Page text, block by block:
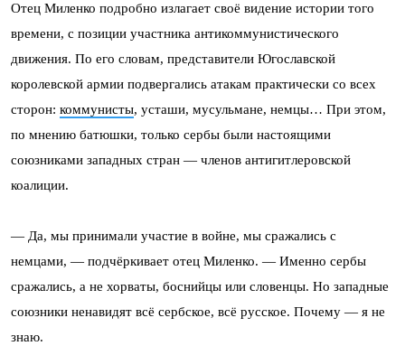
Отец Миленко подробно излагает своё видение истории того
времени, с позиции участника антикоммунистического
движения. По его словам, представители Югославской
королевской армии подвергались атакам практически со всех
сторон: коммунисты, усташи, мусульмане, немцы… При этом,
по мнению батюшки, только сербы были настоящими
союзниками западных стран — членов антигитлеровской
коалиции.
— Да, мы принимали участие в войне, мы сражались с
немцами, — подчёркивает отец Миленко. — Именно сербы
сражались, а не хорваты, боснийцы или словенцы. Но западные
союзники ненавидят всё сербское, всё русское. Почему — я не
знаю.